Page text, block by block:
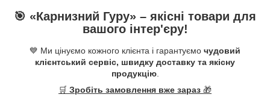
🎯 «Карнизний Гуру» – якісні товари для
вашого інтер'єру!
💙 Ми цінуємо кожного клієнта і гарантуємо чудовий
клієнтський сервіс, швидку доставку та якісну
продукцію.
🛒 Зробіть замовлення вже зараз 🎁